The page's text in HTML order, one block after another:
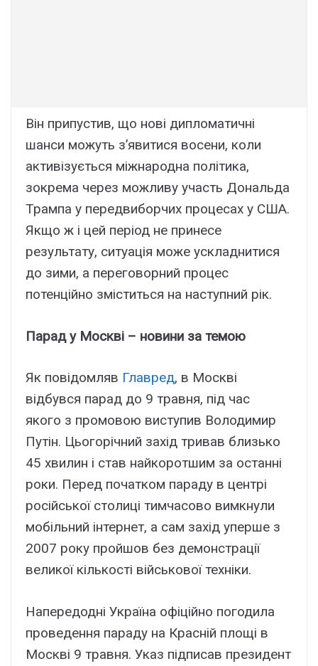
Він припустив, що нові дипломатичні
шанси можуть з’явитися восени, коли
активізується міжнародна політика,
зокрема через можливу участь Дональда
Трампа у передвиборчих процесах у США.
Якщо ж і цей період не принесе
результату, ситуація може ускладнитися
до зими, а переговорний процес
потенційно зміститься на наступний рік.
Парад у Москві – новини за темою
Як повідомляв Главред, в Москві
відбувся парад до 9 травня, під час
якого з промовою виступив Володимир
Путін. Цьогорічний захід тривав близько
45 хвилин і став найкоротшим за останні
роки. Перед початком параду в центрі
російської столиці тимчасово вимкнули
мобільний інтернет, а сам захід уперше з
2007 року пройшов без демонстрації
великої кількості військової техніки.
Напередодні Україна офіційно погодила
проведення параду на Красній площі в
Москві 9 травня. Указ підписав президент